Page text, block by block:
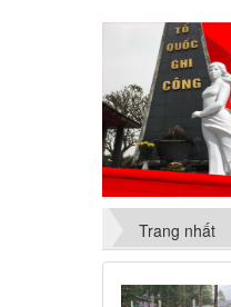
Trang nhất